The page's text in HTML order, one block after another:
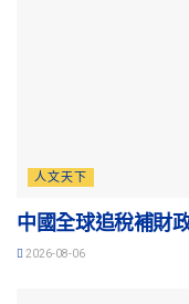
人文天下
中國全球追稅補財
2026-08-06